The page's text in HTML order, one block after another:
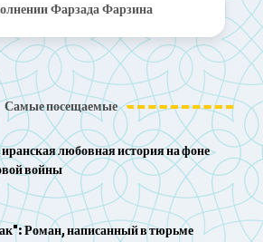
Фарзада Фарзина
Самые посещаемые
любовная история на фоне
войны
Роман, написанный в тюрьме